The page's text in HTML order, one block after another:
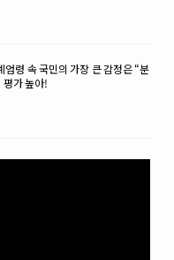
령 속 국민의 가장 큰 감정은 “분
평가 높아!